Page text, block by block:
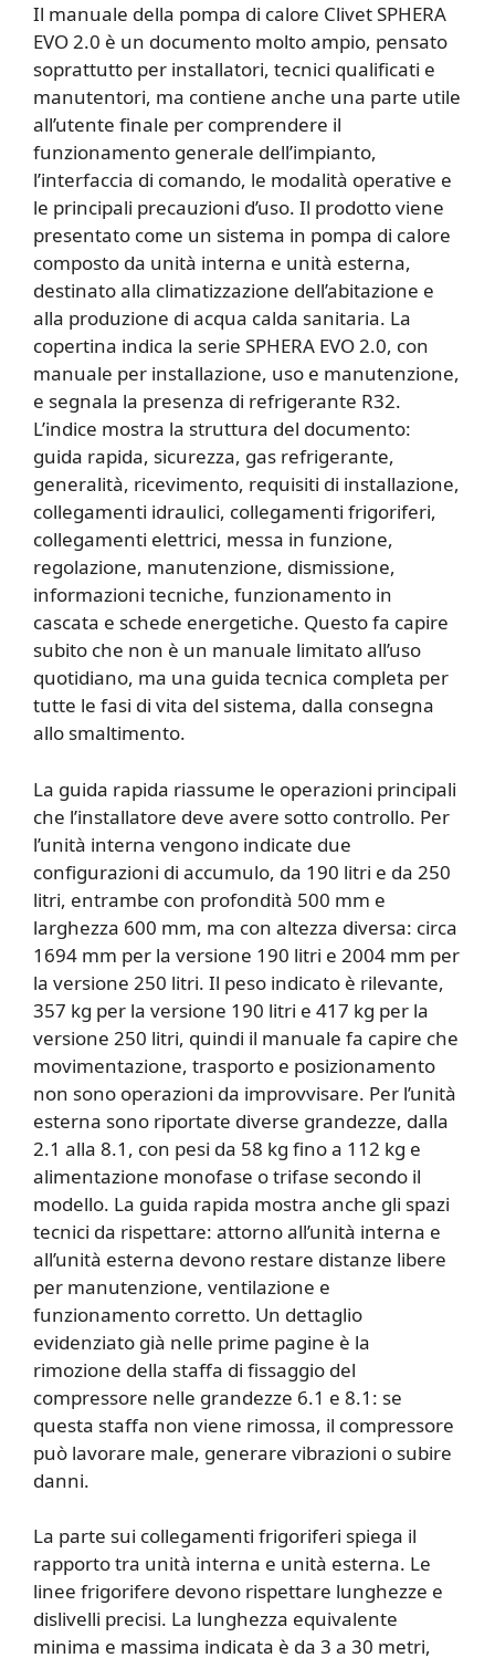
Il manuale della pompa di calore Clivet SPHERA
EVO 2.0 è un documento molto ampio, pensato
soprattutto per installatori, tecnici qualificati e
manutentori, ma contiene anche una parte utile
all’utente finale per comprendere il
funzionamento generale dell’impianto,
l’interfaccia di comando, le modalità operative e
le principali precauzioni d’uso. Il prodotto viene
presentato come un sistema in pompa di calore
composto da unità interna e unità esterna,
destinato alla climatizzazione dell’abitazione e
alla produzione di acqua calda sanitaria. La
copertina indica la serie SPHERA EVO 2.0, con
manuale per installazione, uso e manutenzione,
e segnala la presenza di refrigerante R32.
L’indice mostra la struttura del documento:
guida rapida, sicurezza, gas refrigerante,
generalità, ricevimento, requisiti di installazione,
collegamenti idraulici, collegamenti frigoriferi,
collegamenti elettrici, messa in funzione,
regolazione, manutenzione, dismissione,
informazioni tecniche, funzionamento in
cascata e schede energetiche. Questo fa capire
subito che non è un manuale limitato all’uso
quotidiano, ma una guida tecnica completa per
tutte le fasi di vita del sistema, dalla consegna
allo smaltimento.
La guida rapida riassume le operazioni principali
che l’installatore deve avere sotto controllo. Per
l’unità interna vengono indicate due
configurazioni di accumulo, da 190 litri e da 250
litri, entrambe con profondità 500 mm e
larghezza 600 mm, ma con altezza diversa: circa
1694 mm per la versione 190 litri e 2004 mm per
la versione 250 litri. Il peso indicato è rilevante,
357 kg per la versione 190 litri e 417 kg per la
versione 250 litri, quindi il manuale fa capire che
movimentazione, trasporto e posizionamento
non sono operazioni da improvvisare. Per l’unità
esterna sono riportate diverse grandezze, dalla
2.1 alla 8.1, con pesi da 58 kg fino a 112 kg e
alimentazione monofase o trifase secondo il
modello. La guida rapida mostra anche gli spazi
tecnici da rispettare: attorno all’unità interna e
all’unità esterna devono restare distanze libere
per manutenzione, ventilazione e
funzionamento corretto. Un dettaglio
evidenziato già nelle prime pagine è la
rimozione della staffa di fissaggio del
compressore nelle grandezze 6.1 e 8.1: se
questa staffa non viene rimossa, il compressore
può lavorare male, generare vibrazioni o subire
danni.
La parte sui collegamenti frigoriferi spiega il
rapporto tra unità interna e unità esterna. Le
linee frigorifere devono rispettare lunghezze e
dislivelli precisi. La lunghezza equivalente
minima e massima indicata è da 3 a 30 metri,